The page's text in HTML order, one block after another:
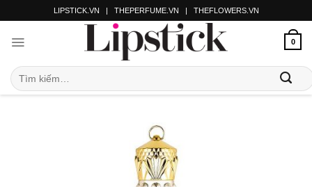
LIPSTICK.VN | THEPERFUME.VN | THEFLOWERS.VN
0